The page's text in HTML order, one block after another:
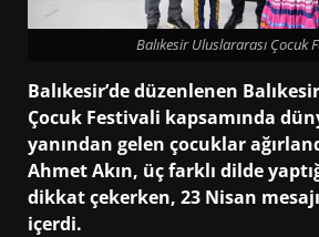
Balıkesir Uluslararası Çocuk
Balıkesir’de düzenlenen
Çocuk Festivali kapsamında
yanından gelen çocuklar
Ahmet Akın, üç farklı dilde
dikkat çekerken, 23 Nisan
içerdi.